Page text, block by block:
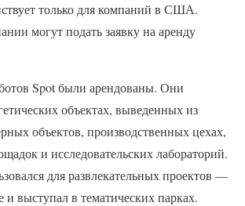
только для компаний в США.
могут подать заявку на аренду
Spot были арендованы. Они
объектах, выведенных из
объектов, производственных цехах,
и исследовательских лабораторий.
для развлекательных проектов —
и выступал в тематических парках.